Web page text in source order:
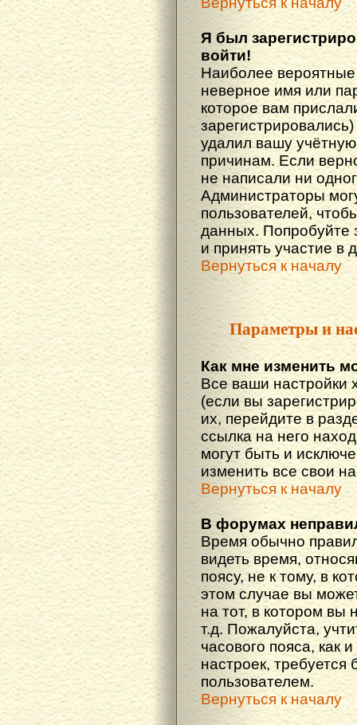
Я был
войти!
Наиболее
неверное имя или
которое вам
удалил вашу
причинам. Если
не написали ни
Администраторы
пользователей,
данных. Попробуйте
и принять участие в
Вернуться к началу
Параметры и
Как мне изменить
Все ваши настройки
(если вы
их, перейдите в
ссылка на него
могут быть и
изменить все свои
Вернуться к началу
В форумах
Время обычно
видеть время,
поясу, не к тому, в
этом случае вы
на тот, в котором вы
т.д. Пожалуйста,
часового пояса, как
настроек,
пользователем.
Вернуться к началу